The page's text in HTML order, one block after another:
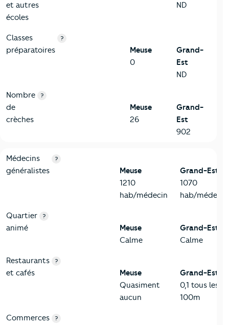
et autres
écoles
ND
Classes
préparatoires
?
Meuse
0
Grand-
Est
ND
Nombre
de
crèches
?
Meuse
26
Grand-
Est
902
5-Commerces
Critères Meuse
Médecins
généralistes
?
Meuse
1210
hab/médecin
Grand-Est
1070
hab/médecin
Quartier
animé
?
Meuse
Calme
Grand-Est
Calme
Restaurants
et cafés
?
Meuse
Quasiment
aucun
Grand-Est
0,1 tous les
100m
Commerces ?